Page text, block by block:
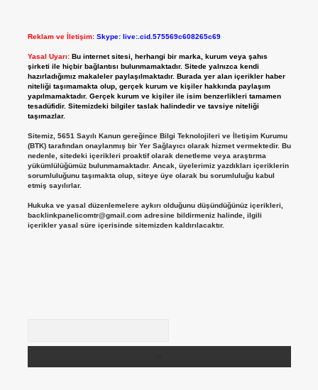
Reklam ve İletişim: Skype: live:.cid.575569c608265c69
Yasal Uyarı: Bu internet sitesi, herhangi bir marka, kurum veya şahıs
şirketi ile hiçbir bağlantısı bulunmamaktadır. Sitede yalnızca kendi
hazırladığımız makaleler paylaşılmaktadır. Burada yer alan içerikler haber
niteliği taşımamakta olup, gerçek kurum ve kişiler hakkında paylaşım
yapılmamaktadır. Gerçek kurum ve kişiler ile isim benzerlikleri tamamen
tesadüfidir. Sitemizdeki bilgiler taslak halindedir ve tavsiye niteliği
taşımazlar.
Sitemiz, 5651 Sayılı Kanun gereğince Bilgi Teknolojileri ve İletişim Kurumu
(BTK) tarafından onaylanmış bir Yer Sağlayıcı olarak hizmet vermektedir. Bu
nedenle, sitedeki içerikleri proaktif olarak denetleme veya araştırma
yükümlülüğümüz bulunmamaktadır. Ancak, üyelerimiz yazdıkları içeriklerin
sorumluluğunu taşımakta olup, siteye üye olarak bu sorumluluğu kabul
etmiş sayılırlar.
Hukuka ve yasal düzenlemelere aykırı olduğunu düşündüğünüz içerikleri,
backlinkpanelicomtr@gmail.comadresine bildirmeniz halinde, ilgili
içerikler yasal süre içerisinde sitemizden kaldırılacaktır.